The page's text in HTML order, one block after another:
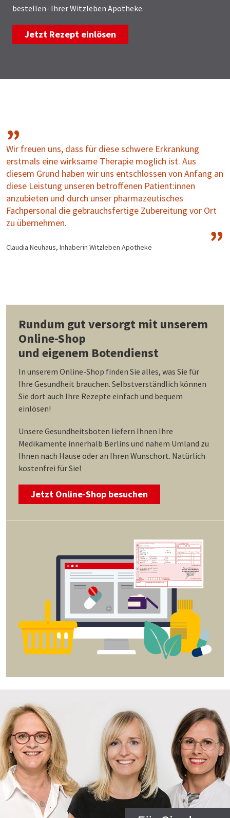
bestellen- Ihrer Witzleben Apotheke.
Jetzt Rezept einlösen
Wir freuen uns, dass für diese schwere Erkrankung
erstmals eine wirksame Therapie möglich ist. Aus
diesem Grund haben wir uns entschlossen von Anfang an
diese Leistung unseren betroffenen Patient:innen
anzubieten und durch unser pharmazeutisches
Fachpersonal die gebrauchsfertige Zubereitung vor Ort
zu übernehmen.
Claudia Neuhaus, Inhaberin Witzleben Apotheke
Rundum gut versorgt mit unserem
Online-Shop
und eigenem Botendienst
In unserem Online-Shop finden Sie alles, was Sie für
Ihre Gesundheit brauchen. Selbstverständlich können
Sie dort auch Ihre Rezepte einfach und bequem
einlösen!
Unsere Gesundheitsboten liefern Ihnen Ihre
Medikamente innerhalb Berlins und nahem Umland zu
Ihnen nach Hause oder an Ihren Wunschort. Natürlich
kostenfrei für Sie!
Jetzt Online-Shop besuchen